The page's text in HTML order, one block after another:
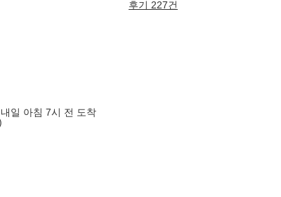
후기 227건
일 아침 7시 전 도착